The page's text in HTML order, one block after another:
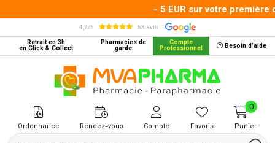
- 5 EUR sur votre première
4,7/5
53 avis
Retrait en 3h
en Click & Collect
Pharmacies de
garde
Compte
Professionnel Besoin d’aide
MVA Pharma Votre pharmacie
Ordonnance Rendez-vous Compte Favoris Panier
0